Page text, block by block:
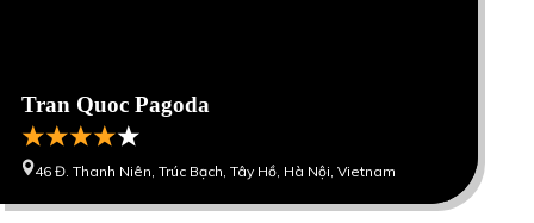
Tran Quoc Pagoda
46 Đ. Thanh Niên, Trúc Bạch, Tây Hồ, Hà Nội, Vietnam